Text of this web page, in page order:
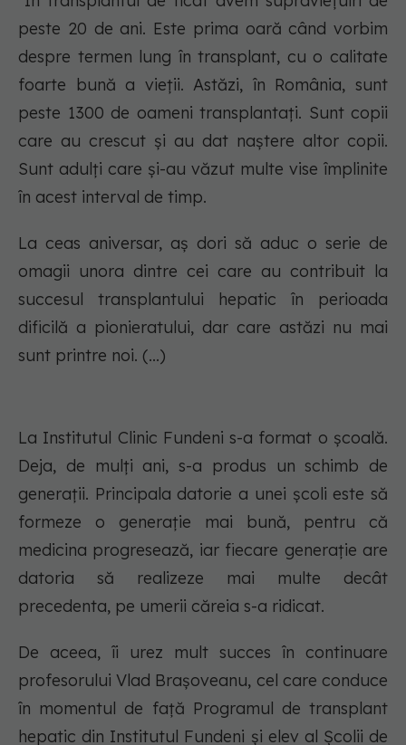
peste 20 de ani. Este prima oară când vorbim
despre termen lung în transplant, cu o calitate
foarte bună a vieții. Astăzi, în România, sunt
peste 1300 de oameni transplantați. Sunt copii
care au crescut și au dat naștere altor copii.
Sunt adulți care și-au văzut multe vise împlinite
în acest interval de timp.
La ceas aniversar, aș dori să aduc o serie de
omagii unora dintre cei care au contribuit la
succesul transplantului hepatic în perioada
dificilă a pionieratului, dar care astăzi nu mai
sunt printre noi. (...)
La Institutul Clinic Fundeni s-a format o școală.
Deja, de mulți ani, s-a produs un schimb de
generații. Principala datorie a unei școli este să
formeze o generație mai bună, pentru că
medicina progresează, iar fiecare generație are
datoria să realizeze mai multe decât
precedenta, pe umerii căreia s-a ridicat.
De aceea, îi urez mult succes în continuare
profesorului Vlad Brașoveanu, cel care conduce
în momentul de față Programul de transplant
hepatic din Institutul Fundeni și elev al Școlii de